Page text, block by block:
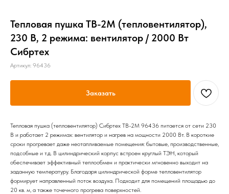
Тепловая пушка ТВ-2М (тепловентилятор),
230 В, 2 режима: вентилятор / 2000 Вт
Сибртех
Артикул: 96436
Заказать
Тепловая пушка (тепловентилятор) Сибртех ТВ-2М 96436 питается от сети 230
В и работает 2 режимах: вентилятор и нагрев на мощности 2000 Вт. В короткие
сроки прогревает даже неотапливаемые помещения: бытовые, производственные,
подсобные и т.д. В цилиндрический корпус встроен круглый ТЭН, который
обеспечивает эффективный теплообмен и практически мгновенно выходит на
заданную температуру. Благодаря цилиндрической форме тепловентилятор
формирует направленный поток воздуха. Подходит для помещений площадью до
20 кв. м, а также точечного прогрева поверхностей.